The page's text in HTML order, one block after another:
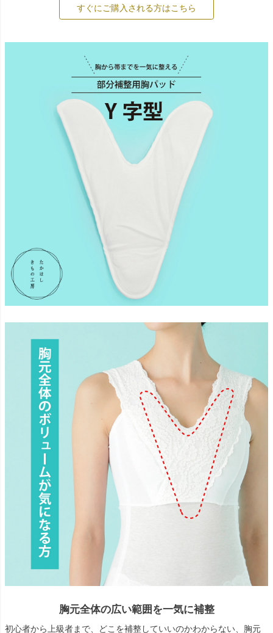
すぐにご購入される方はこちら
胸元全体の広い範囲を一気に補整
初心者から上級者まで、どこを補整していいのかわからない、胸元